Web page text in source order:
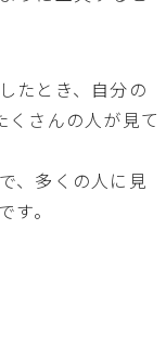
たとき、自分の
さんの人が見て
、多くの人に見
。